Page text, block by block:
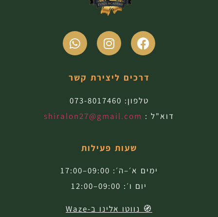
דרכים ליצירת קשר
טלפון: 073-8017460
דוא"ל : shiralon27@gmail.com
שעות פעילות
ימים א׳–ה׳: 09:00–17:00
יום ו׳: 09:00–12:00
🧭 נווטו אלינו ב-Waze